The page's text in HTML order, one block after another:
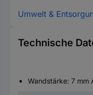
Umwelt &
Technische
Wandstärke: 7 mm